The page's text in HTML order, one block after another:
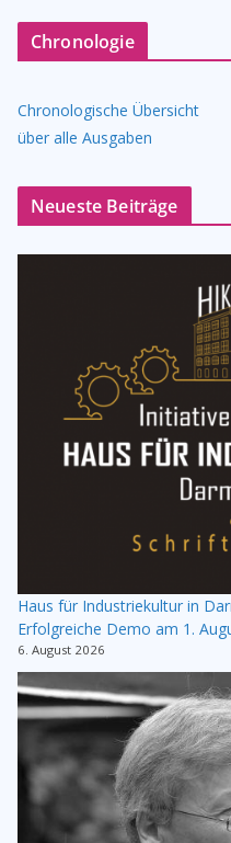
Chronologie
Chronologische Übersicht
über alle Ausgaben
Neueste Beiträge
Haus für Industriekultur in
Erfolgreiche Demo am 1.
6. August 2026